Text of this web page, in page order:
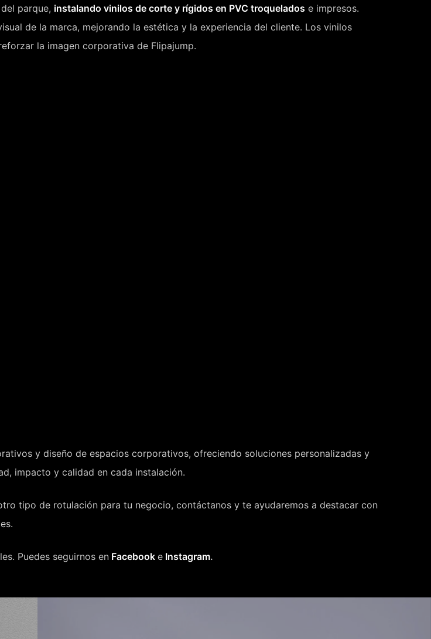
parque, instalando vinilos de corte y rígidos en PVC troquelados e impresos.
de la marca, mejorando la estética y la experiencia del cliente. Los vinilos
la imagen corporativa de Flipajump.
y diseño de espacios corporativos, ofreciendo soluciones personalizadas y
impacto y calidad en cada instalación.
tipo de rotulación para tu negocio, contáctanos y te ayudaremos a destacar con
Puedes seguirnos en Facebooke Instagram.